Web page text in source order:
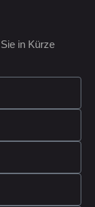
in Kürze